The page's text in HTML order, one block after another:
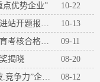
点优势企业”
10-22
10-13
09-11
揭晓
08-20
08-12